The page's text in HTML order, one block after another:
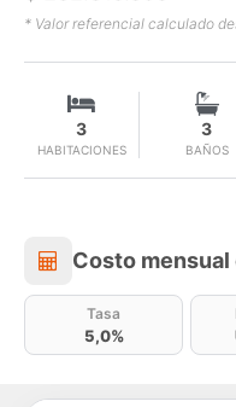
* Valor referencial calculado
HABITACIONES
3
BAÑOS
3
Costo
Costo
Tasa
5,0%